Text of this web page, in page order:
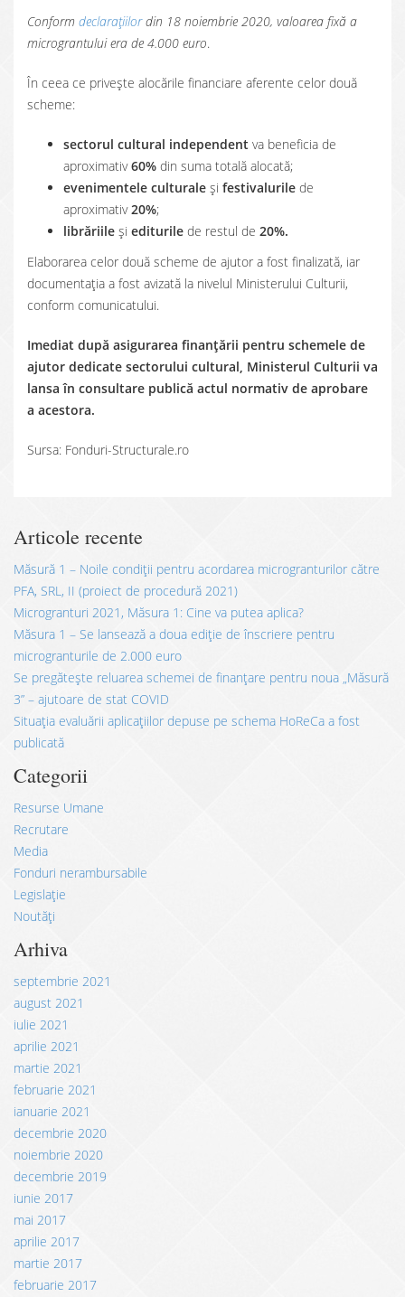
Conform declarațiilordin 18 noiembrie 2020, valoarea fixă a
micrograntului era de 4.000 euro.
În ceea ce privește alocările financiare aferente celor două
scheme:
sectorul cultural independent va beneficia de
aproximativ60% din suma totală alocată;
evenimentele culturale și festivalurile de
aproximativ20%;
librăriile și editurile de restul de 20%.
Elaborarea celor două scheme de ajutor a fost finalizată, iar
documentația a fost avizată la nivelul Ministerului Culturii,
conform comunicatului.
Imediat după asigurarea finanțării pentru schemele de
ajutor dedicate sectorului cultural, Ministerul Culturii va
lansa în consultare publică actul normativ de aprobare
a acestora.
Sursa: Fonduri-Structurale.ro
Articole recente
Măsură 1 – Noile condiții pentru acordarea microgranturilor către
PFA, SRL, II (proiect de procedură 2021)
Microgranturi 2021, Măsura 1: Cine va putea aplica?
Măsura 1 – Se lansează a doua ediție de înscriere pentru
microgranturile de 2.000 euro
Se pregătește reluarea schemei de finanțare pentru noua „Măsură
3” – ajutoare de stat COVID
Situația evaluării aplicațiilor depuse pe schema HoReCa a fost
publicată
Categorii
Resurse Umane
Recrutare
Media
Fonduri nerambursabile
Legislație
Noutăți
Arhiva
septembrie 2021
august 2021
iulie 2021
aprilie 2021
martie 2021
februarie 2021
ianuarie 2021
decembrie 2020
noiembrie 2020
decembrie 2019
iunie 2017
mai 2017
aprilie 2017
martie 2017
februarie 2017